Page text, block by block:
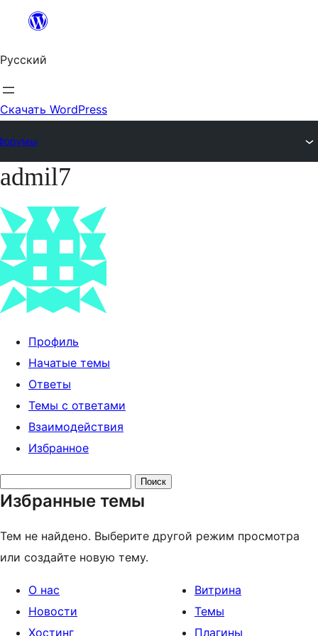
Перейти
содержимому
Русский
Скачать WordPress
Перейти
содержимому
admil7
Профиль
Начатые темы
Ответы
Темы с ответами
Взаимодействия
Избранное
тем:
Избранные темы
Тем не найдено. Выберите другой режим просмотра
или создайте новую тему.
О нас
Новости
Хостинг
Витрина
Темы
Плагины